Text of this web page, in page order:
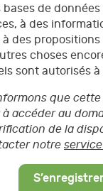
bases de données
à des
à des
choses
sont autorisés à
que
accéder au
de la
notre